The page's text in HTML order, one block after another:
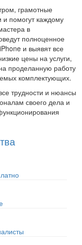
грамотные
и помогут каждому
в
полноценное
и выявят все
цены на услуги,
проделанную работу
комплектующих.
трудности и нюансы
своего дела и